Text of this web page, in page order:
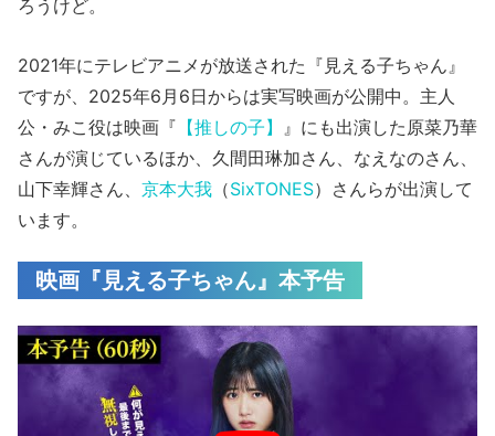
ろうけど。
2021年にテレビアニメが放送された『見える子ちゃん』
ですが、2025年6月6日からは実写映画が公開中。主人
公・みこ役は映画『 【推しの子】
』にも出演した原菜乃華
さんが演じているほか、久間田琳加さん、なえなのさん、
山下幸輝さん、 京本大我 （SixTONES）さんらが出演して
います。
映画『見える子ちゃん』本予告